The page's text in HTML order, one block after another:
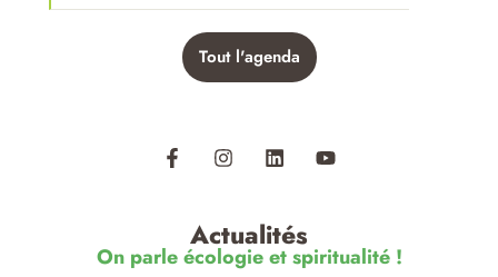
Tout l'agenda
Actualités
On parle écologie et spiritualité !